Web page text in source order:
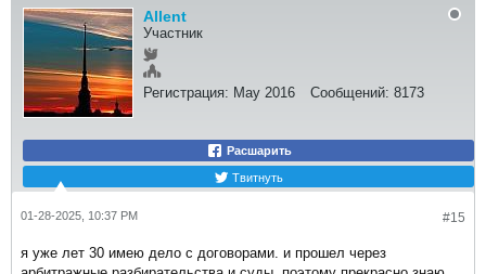
Allent
Участник
Регистрация: May 2016 Сообщений: 8173
Расшарить
Твитнуть
#15
01-28-2025, 10:37 PM
я уже лет 30 имею дело с договорами. и прошел через